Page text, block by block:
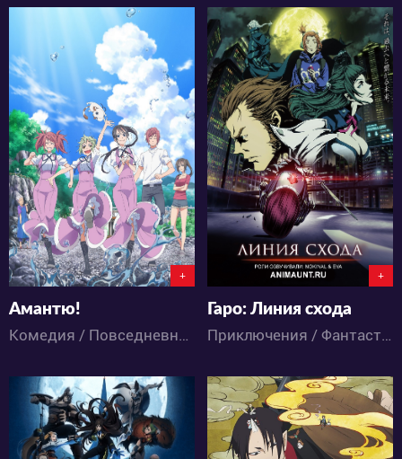
9795
3 11
+
Амантю!
Комедия / Повседневность / Сёнэн / Школа / Аниме
53145
9 88
+
Гаро: Линия схода
Приключения / Фантастика / Аниме